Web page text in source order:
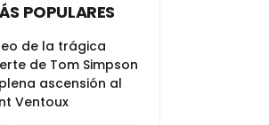
POPULARES
de la trágica
de Tom Simpson
ascensión al
Ventoux